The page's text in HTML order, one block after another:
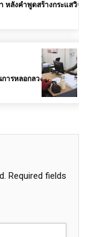
หลังคำพูดสร้างกระแสวิจา
รหลอกลวงข้ามชาติ
Required fields